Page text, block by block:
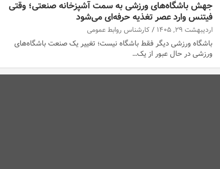
جهش باشگاه‌های ورزشی به سمت آشپزخانه صنعتی؛ وقتی
فیتنس وارد عصر تغذیه حرفه‌ای می‌شود
اردیبهشت ۲۹, ۱۴۰۵ کارشناس روابط عمومی
باشگاه ورزشی دیگر فقط باشگاه نیست؛ تغییر یک صنعت باشگاه‌های
ورزشی در حال عبور از یک…